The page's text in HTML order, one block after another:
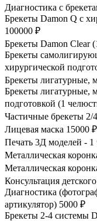
Диагностика с
Брекеты Damon Q с
100000 ₽
Брекеты Damon Clear
Брекеты
хирургической
Брекеты лигатурные,
Брекеты лигатурные,
подготовкой (1
Частичные брекеты 2/
Лицевая маска 15000 ₽
Печать 3Д моделей - 1
Металлическая
Металлическая
Консультация
Диагностика
артикулятор) 5000 ₽
Брекеты 2-4 системы